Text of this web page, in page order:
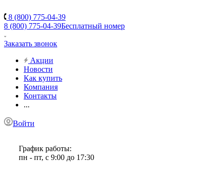
8 (800) 775-04-39
8 (800) 775-04-39Бесплатный номер
Заказать звонок
Акции
Новости
Как купить
Компания
Контакты
...
Войти
График работы:
пн - пт, с 9:00 до 17:30